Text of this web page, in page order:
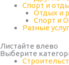
Спорт и
Отдых и
Спорт и
Разные
Листайте влево
Выберите